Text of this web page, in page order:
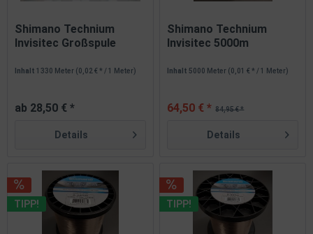
Shimano Technium
Invisitec Großspule
Inhalt1330 Meter (0,02 € * / 1 Meter)
ab 28,50 € *
Details
Shimano Technium
Invisitec 5000m
Inhalt 5000 Meter (0,01 € * / 1 Meter)
84,95 € *
64,50 € *
Details
TIPP! TIPP!